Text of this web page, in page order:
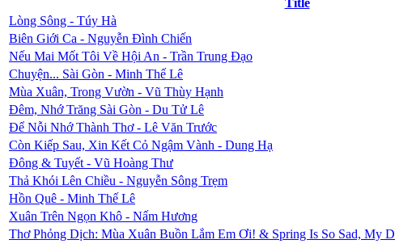
Title
Lòng Sông - Túy Hà
Biên Giới Ca - Nguyễn Đình Chiến
Nếu Mai Mốt Tôi Về Hội An - Trần Trung Đạo
Chuyện... Sài Gòn - Minh Thế Lê
Mùa Xuân, Trong Vườn - Vũ Thùy Hạnh
Đêm, Nhớ Trăng Sài Gòn - Du Tử Lê
Để Nỗi Nhớ Thành Thơ - Lê Văn Trước
Còn Kiếp Sau, Xin Kết Cỏ Ngậm Vành - Dung Hạ
Đông & Tuyết - Vũ Hoàng Thư
Thả Khói Lên Chiều - Nguyễn Sông Trẹm
Hồn Quê - Minh Thế Lê
Xuân Trên Ngọn Khô - Nấm Hương
Thơ Phỏng Dịch: Mùa Xuân Buồn Lắm Em Ơi! & Spring Is So Sad, My